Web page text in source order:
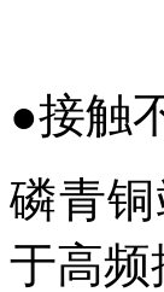
●接触
磷青
于高频